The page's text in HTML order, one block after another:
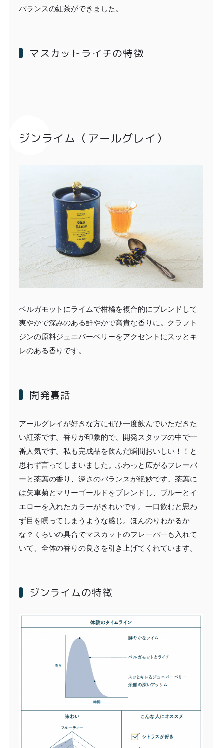
バランスの紅茶ができました。
マスカットライチの特徴
ジンライム（アールグレイ）
ベルガモットにライムで柑橘を複合的にブレンドして
爽やかで深みのある鮮やかで高貴な香りに。クラフト
ジンの原料ジュニパーベリーをアクセントにスッとキ
レのある香りです。
開発裏話
アールグレイが好きな方にぜひ一度飲んでいただきた
い紅茶です。香りが印象的で、開発スタッフの中で一
番人気です。私も完成品を飲んだ瞬間おいしい！！と
思わず言ってしまいました。ふわっと広がるフレーバ
ーと茶葉の香り、深さのバランスが絶妙です。茶葉に
は矢車菊とマリーゴールドをブレンドし、ブルーとイ
エローを入れたカラーがきれいです。一口飲むと思わ
ず目を瞑ってしまうような感じ。ほんのりわかるか
な？くらいの具合でマスカットのフレーバーも入れて
いて、全体の香りの良さを引き上げてくれています。
ジンライムの特徴